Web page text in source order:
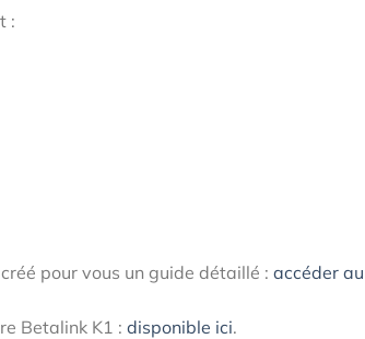
:
pour vous un guide détaillé : accéder au
Betalink K1 : disponible ici.